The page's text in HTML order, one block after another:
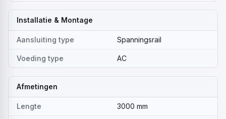
Installatie & Montage
Aansluiting type Spanningsrail
Voeding type AC
Afmetingen
Lengte 3000 mm